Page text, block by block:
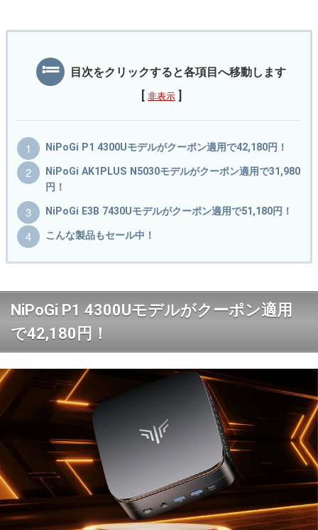
目次をクリックすると各項目へ移動します
非表示
NiPoGi P1 4300Uモデルがクーポン適用で42,180円！
NiPoGi AK1PLUS N5030モデルがクーポン適用で31,980
円！
NiPoGi E3B 7430Uモデルがクーポン適用で51,180円！
こんな製品もセール中！
NiPoGi P1 4300Uモデルがクーポン適用
で42,180円！